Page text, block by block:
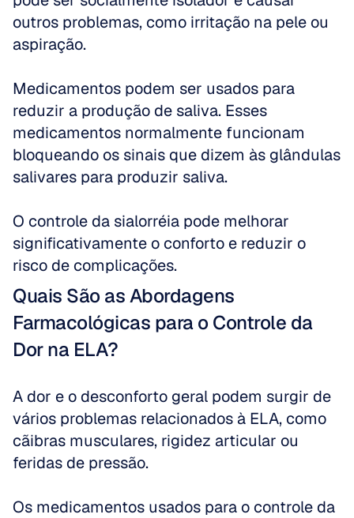
outros problemas, como irritação na pele ou
aspiração.
Medicamentos podem ser usados para
reduzir a produção de saliva. Esses
medicamentos normalmente funcionam
bloqueando os sinais que dizem às glândulas
salivares para produzir saliva.
O controle da sialorréia pode melhorar
significativamente o conforto e reduzir o
risco de complicações.
Quais São as Abordagens
Farmacológicas para o Controle da
Dor na ELA?
A dor e o desconforto geral podem surgir de
vários problemas relacionados à ELA, como
cãibras musculares, rigidez articular ou
feridas de pressão.
Os medicamentos usados para o controle da